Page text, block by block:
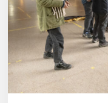
mar:
largometraje
de
ficción
se